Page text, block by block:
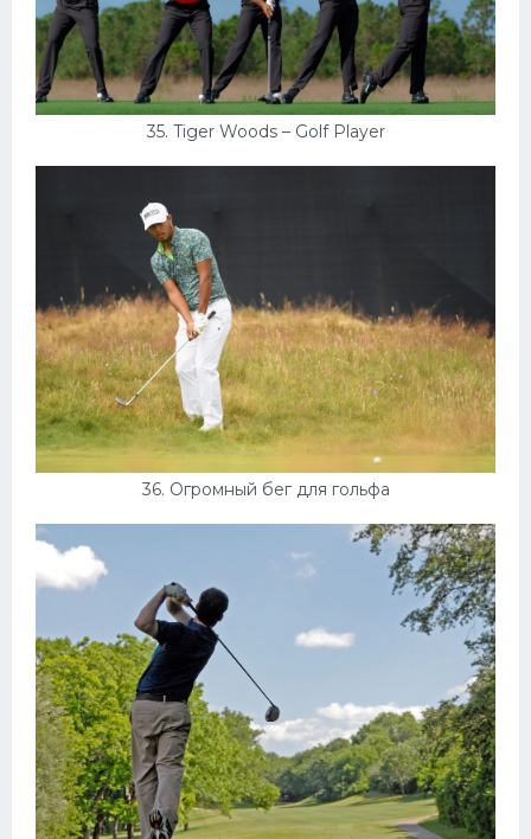
35. Tiger Woods – Golf Player
36. Огромный бег для гольфа